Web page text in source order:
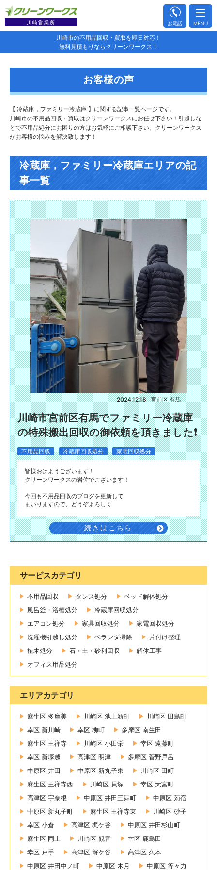
川崎市の不用品回収・買取を即日対応！
無料見積もりならクリーンワークス！
川崎営業所 お電話 MENU
お客様の声
【 冷蔵庫，ファミリー冷蔵庫 】に関する記事一覧ページです。
川崎市の不用品回収・買取はクリーンワークスにお任せ下さい！引越しな
どで不用品処分にお困りの方はお気軽にご相談下さい。クリーンワークス
がお客様の悩みを解決致します！
冷蔵庫，ファミリー冷蔵庫エリアの記
事一覧
2024.12.18 宮前区 有馬
川崎市宮前区有馬でファミリー冷蔵庫
の特殊搬出回収の御依頼を頂きました❗
不用品回収 冷蔵庫回収処分 家電回収処分
皆様おはようございます！
クリーンワークスの岩佐でございます！
今回も不用品回収のブログを更新して
まいりますので、どうぞよろしく
続きはこちら
サービスカテゴリ
不用品回収 タンス処分
ベッド解体処分
風呂釜・浴槽処分
冷蔵庫回収処分
エアコン処分
家具回収処分
家電回収処分
洗濯機引越し処分
ベランダ掃除
片付け整理
植木処分
石・土・砂利回収
解体工事
オフィス用品処分
エリアカテゴリ
麻生区 多摩美 川崎区 池上新町
川崎区 田島町
幸区 新川崎
幸区 柳町
多摩区 南生田
麻生区 王禅寺
川崎区 小田栄
幸区 遠藤町
幸区 新塚越
高津区 明津
多摩区 菅野戸呂
中原区 井田
中原区 新丸子東
川崎区 田町
麻生区 王禅寺西
川崎区 貝塚
幸区 大宮町
高津区 宇奈根
中原区 井田三舞町
中原区 苅宿
中原区 新丸子町
麻生区 王禅寺東
川崎区 砂子
幸区 小倉
高津区 梶ケ谷
中原区 井田杉山町
麻生区 岡上
川崎区 観音
幸区 鹿島田
幸区 戸手
高津区 蟹ケ谷
高津区 久本
中原区 井田中ノ町
中原区 木月 中原区 等々力